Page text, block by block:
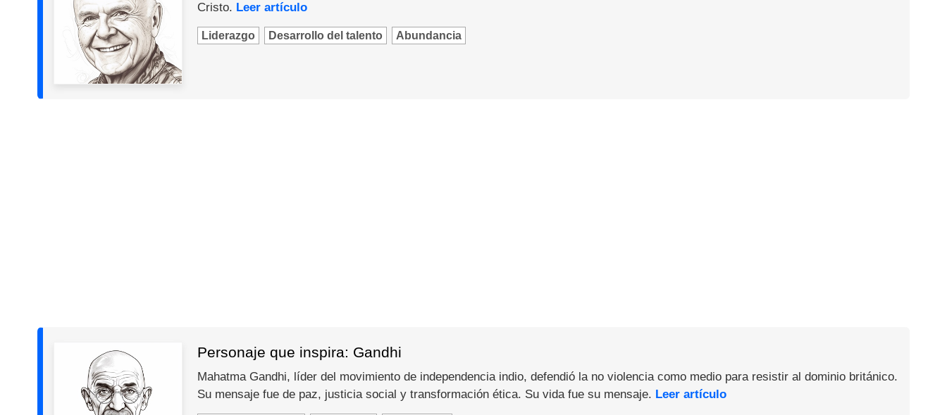
Cristo. Leer artículo
Liderazgo Desarrollo del talento Abundancia
Personaje que inspira: Gandhi
Mahatma Gandhi, líder del movimiento de independencia indio, defendió la no violencia como medio para resistir al dominio británico.
Su mensaje fue de paz, justicia social y transformación ética. Su vida fue su mensaje. Leer artículo